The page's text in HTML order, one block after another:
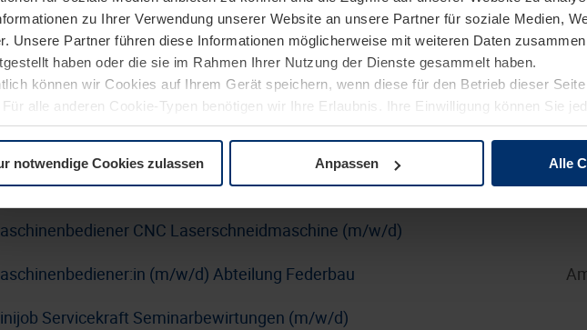
zu Ihrer Verwendung unserer Website an unsere Partner für soziale Medien,
Unsere Partner führen diese Informationen möglicherweise mit weiteren Daten
haben oder die sie im Rahmen Ihrer Nutzung der Dienste gesammelt haben.
können wir Cookies auf Ihrem Gerät speichern, wenn diese für den Betrieb dieser
alle anderen Cookie-Typen benötigen wir Ihre Erlaubnis. Ihre Einwilligung können Sie
auf der Seite Datenschutzerklärung unserer Website ändern oder widerrufen.
notwendige Cookies zulassen Anpassen Alle
Nasslackierung (m/w/d)
Haustürlinie-Türblatt
Administrator:in SUSE mit DevOps-Schwerpunkt (m/w/d)
Fahrer:in / Berufskraftfahrer:in Nahverkehr (m/w/d)
und Anlagenführer:in (m/w/d)
CNC Laserschneidmaschine (m/w/d)
(m/w/d) Abteilung Federbau
Servicekraft Seminarbewirtungen (m/w/d)